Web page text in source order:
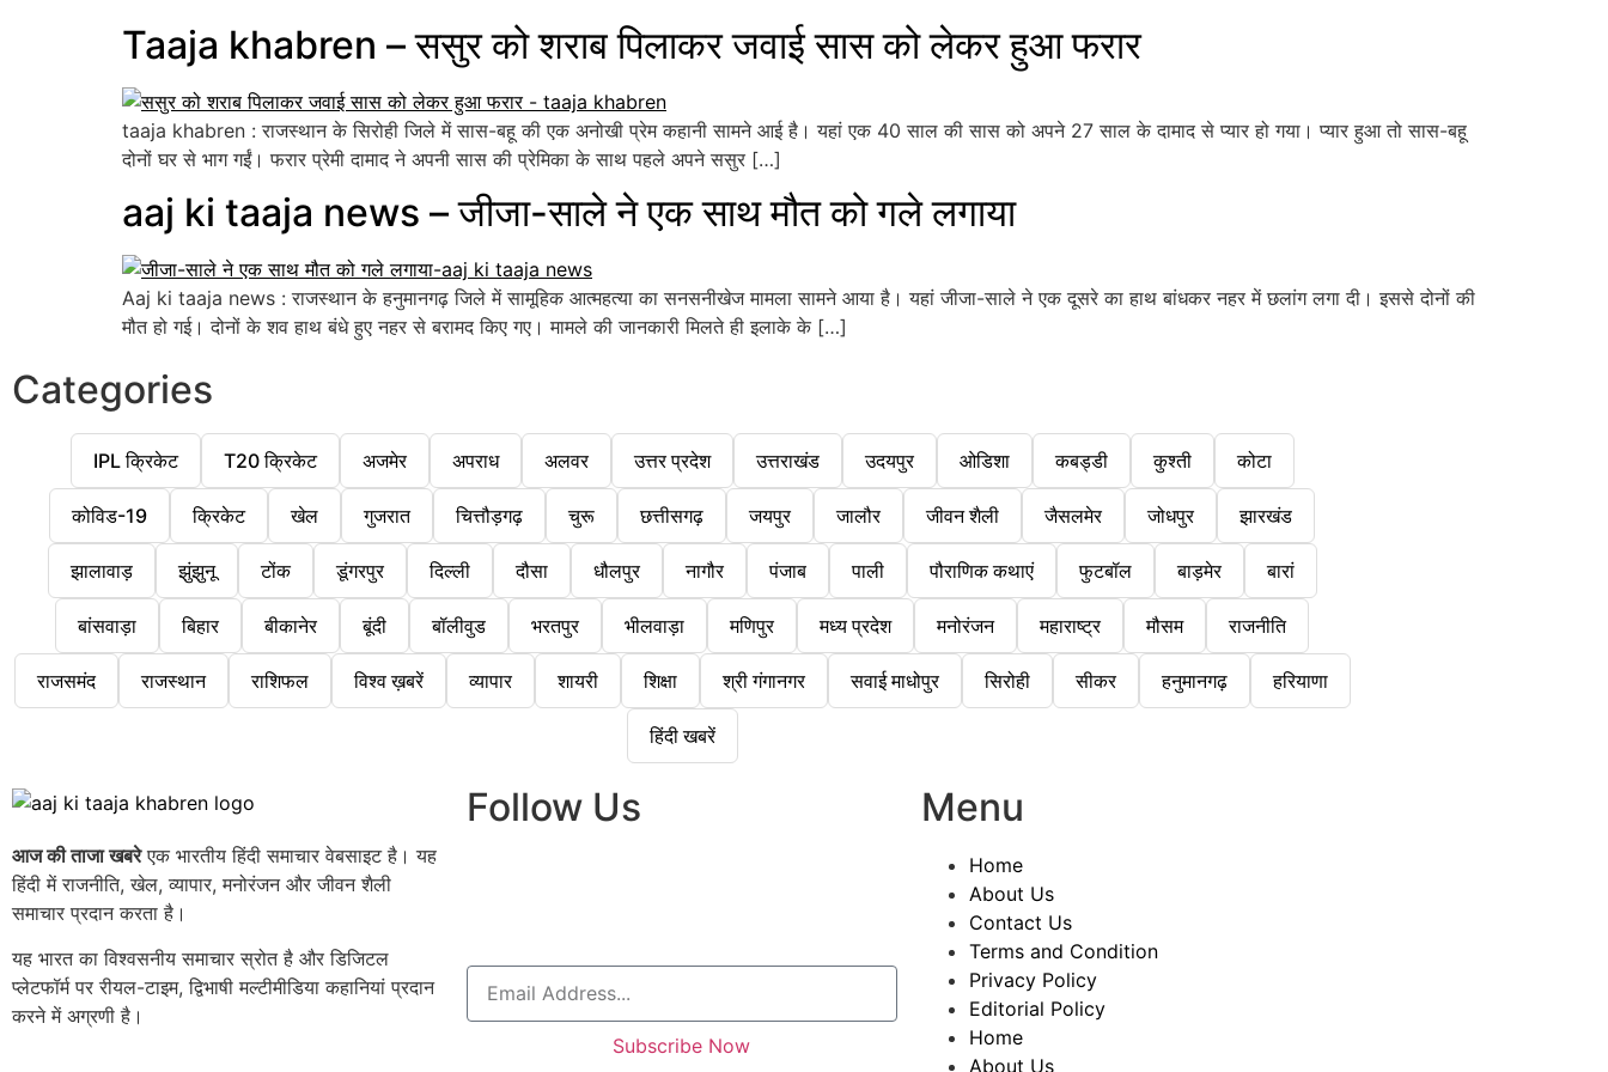
Taaja khabren – ससुर को शराब पिलाकर जवाई सास को लेकर हुआ फरार
taaja khabren : राजस्थान के सिरोही जिले में सास-बहू की एक अनोखी प्रेम कहानी सामने आई है। यहां एक 40 साल की सास को अपने 27 साल के दामाद से प्यार हो गया। प्यार हुआ तो सास-बहू
दोनों घर से भाग गईं। फरार प्रेमी दामाद ने अपनी सास की प्रेमिका के साथ पहले अपने ससुर […]
aaj ki taaja news – जीजा-साले ने एक साथ मौत को गले लगाया
Aaj ki taaja news : राजस्थान के हनुमानगढ़ जिले में सामूहिक आत्महत्या का सनसनीखेज मामला सामने आया है। यहां जीजा-साले ने एक दूसरे का हाथ बांधकर नहर में छलांग लगा दी। इससे दोनों की
मौत हो गई। दोनों के शव हाथ बंधे हुए नहर से बरामद किए गए। मामले की जानकारी मिलते ही इलाके के […]
Categories
IPL क्रिकेट T20 क्रिकेट अजमेर अपराध अलवर उत्तर प्रदेश उत्तराखंड उदयपुर ओडिशा कबड्डी कुश्ती कोटा
कोविड-19 क्रिकेट खेल गुजरात चित्तौड़गढ़ चुरू छत्तीसगढ़ जयपुर जालौर जीवन शैली जैसलमेर जोधपुर झारखंड
झालावाड़ झुंझुनू टोंक डूंगरपुर दिल्ली दौसा धौलपुर नागौर पंजाब पाली पौराणिक कथाएं फुटबॉल बाड़मेर बारां
बांसवाड़ा बिहार बीकानेर बूंदी बॉलीवुड भरतपुर भीलवाड़ा मणिपुर मध्य प्रदेश मनोरंजन महाराष्ट्र मौसम राजनीति
राजसमंद राजस्थान राशिफल विश्व ख़बरें व्यापार शायरी शिक्षा श्री गंगानगर सवाई माधोपुर सिरोही सीकर हनुमानगढ़ हरियाणा
हिंदी खबरें
आज की ताजा खबरेएक भारतीय हिंदी समाचार वेबसाइट है। यह
हिंदी में राजनीति, खेल, व्यापार, मनोरंजन और जीवन शैली
समाचार प्रदान करता है।
यह भारत का विश्वसनीय समाचार स्रोत है और डिजिटल
प्लेटफॉर्म पर रीयल-टाइम, द्विभाषी मल्टीमीडिया कहानियां प्रदान
करने में अग्रणी है।
Follow Us
Subscribe Now
Menu
Home
About Us
Contact Us
Terms and Condition
Privacy Policy
Editorial Policy
Home
About Us